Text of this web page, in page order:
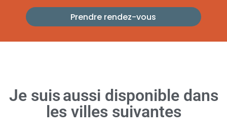
Prendre rendez-vous
Je suisaussi disponible dans
les villes suivantes